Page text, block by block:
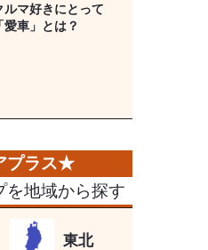
ルマ好きにとって
愛車」とは？
を地域から探す
東北